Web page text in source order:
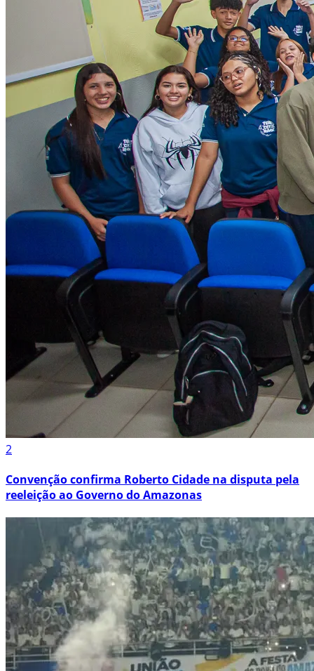
2
Convenção confirma Roberto Cidade na disputa pela
reeleição ao Governo do Amazonas